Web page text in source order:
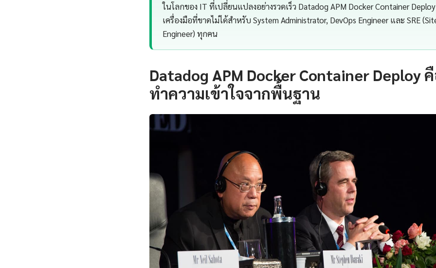
ในโลกของ IT ที่เปลี่ยนแปลงอย่างรวดเร็ว Datadog APM Docker Container
เครื่องมือที่ขาดไม่ได้สำหรับ System Administrator, DevOps Engineer และ SRE
Engineer) ทุกคน
Datadog APM Docker Container Deploy
ทำความเข้าใจจากพื้นฐาน